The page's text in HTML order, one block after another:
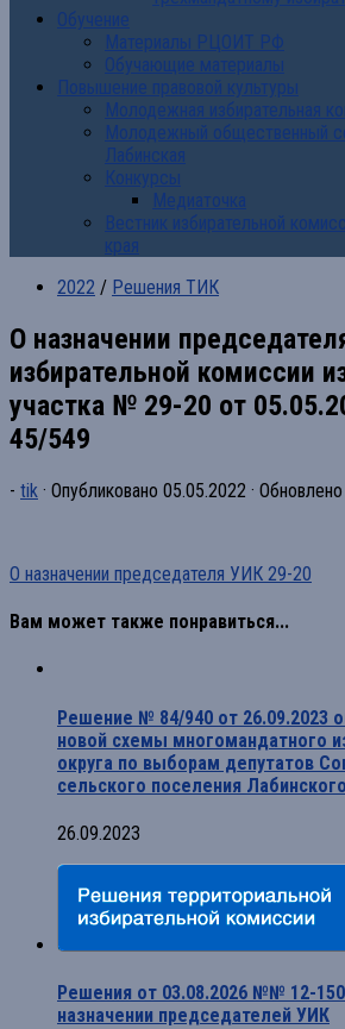
Обучение
Материалы РЦОИТ РФ
Обучающие материалы
Повышение правовой культуры
Молодежная избирательная
Молодежный общественный
Лабинская
Конкурсы
Медиаточка
Вестник избирательной
края
2022 / Решения ТИК
О назначении
избирательной комиссии
участка № 29-20 от
45/549
- tik · Опубликовано 05.05.2022 · Обновлено
О назначении председателя УИК 29-20
Вам может также понравиться...
Решение № 84/940 от 26.09.2023
новой схемы многомандатного
округа по выборам депутатов
сельского поселения
26.09.2023
Решения от 03.08.2026 №№ 12-
назначении председателей УИК